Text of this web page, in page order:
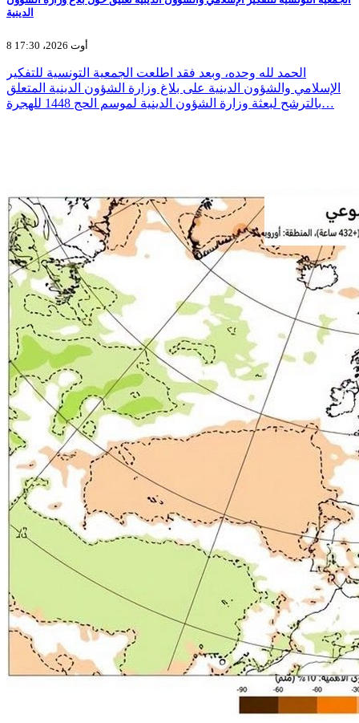
الدينية
8 أوت 2026، 17:30
الحمد لله وحده، وبعد فقد اطلعت الجمعية التونسية للتفكير
الإسلامي والشؤون الدينية على بلاغ وزارة الشؤون الدينية المتعلق
بالترشح لبعثة وزارة الشؤون الدينية لموسم الحج 1448 للهجرة…